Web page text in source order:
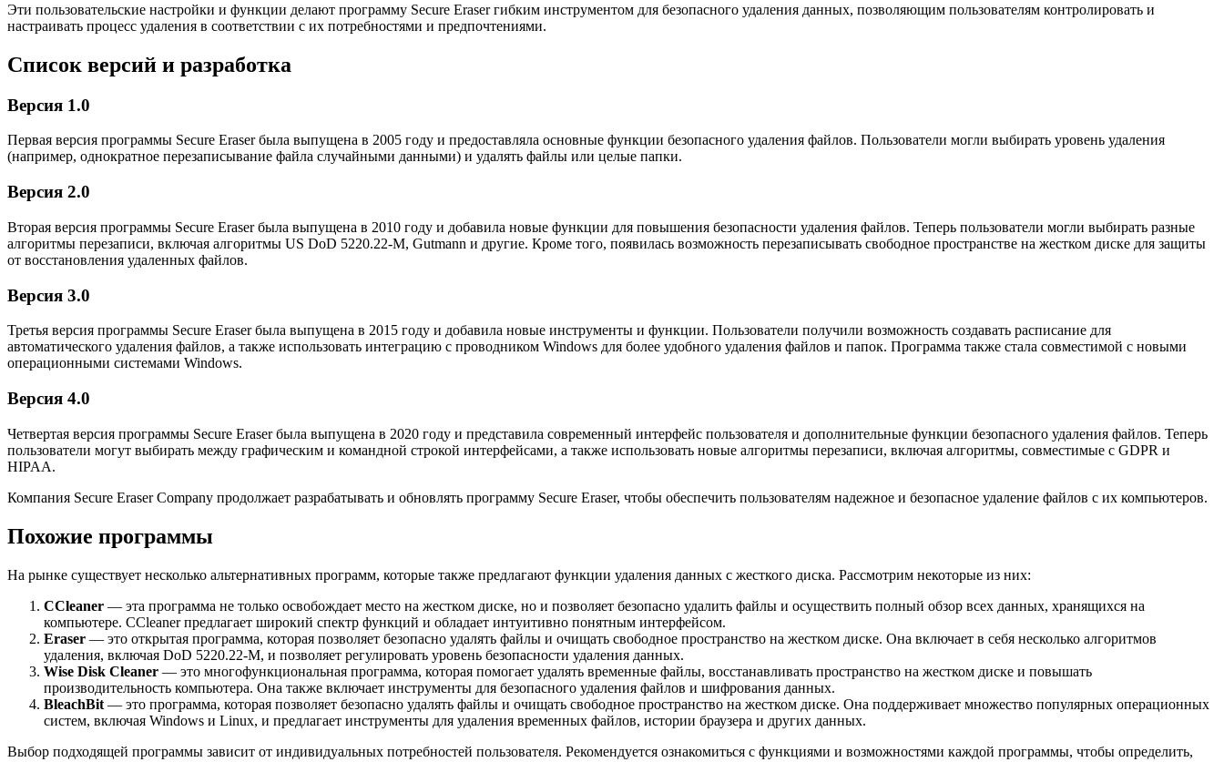
Эти пользовательские настройки и функции делают программу Secure Eraser гибким инструментом для безопасного удаления данных, позволяющим пользователям контролировать и
настраивать процесс удаления в соответствии с их потребностями и предпочтениями.
Список версий и разработка
Версия 1.0
Первая версия программы Secure Eraser была выпущена в 2005 году и предоставляла основные функции безопасного удаления файлов. Пользователи могли выбирать уровень удаления
(например, однократное перезаписывание файла случайными данными) и удалять файлы или целые папки.
Версия 2.0
Вторая версия программы Secure Eraser была выпущена в 2010 году и добавила новые функции для повышения безопасности удаления файлов. Теперь пользователи могли выбирать разные
алгоритмы перезаписи, включая алгоритмы US DoD 5220.22-M, Gutmann и другие. Кроме того, появилась возможность перезаписывать свободное пространстве на жестком диске для защиты
от восстановления удаленных файлов.
Версия 3.0
Третья версия программы Secure Eraser была выпущена в 2015 году и добавила новые инструменты и функции. Пользователи получили возможность создавать расписание для
автоматического удаления файлов, а также использовать интеграцию с проводником Windows для более удобного удаления файлов и папок. Программа также стала совместимой с новыми
операционными системами Windows.
Версия 4.0
Четвертая версия программы Secure Eraser была выпущена в 2020 году и представила современный интерфейс пользователя и дополнительные функции безопасного удаления файлов. Теперь
пользователи могут выбирать между графическим и командной строкой интерфейсами, а также использовать новые алгоритмы перезаписи, включая алгоритмы, совместимые с GDPR и
HIPAA.
Компания Secure Eraser Company продолжает разрабатывать и обновлять программу Secure Eraser, чтобы обеспечить пользователям надежное и безопасное удаление файлов с их компьютеров.
Похожие программы
На рынке существует несколько альтернативных программ, которые также предлагают функции удаления данных с жесткого диска. Рассмотрим некоторые из них:
CCleaner — эта программа не только освобождает место на жестком диске, но и позволяет безопасно удалить файлы и осуществить полный обзор всех данных, хранящихся на
компьютере. CCleaner предлагает широкий спектр функций и обладает интуитивно понятным интерфейсом.
Eraser — это открытая программа, которая позволяет безопасно удалять файлы и очищать свободное пространство на жестком диске. Она включает в себя несколько алгоритмов
удаления, включая DoD 5220.22-M, и позволяет регулировать уровень безопасности удаления данных.
Wise Disk Cleaner — это многофункциональная программа, которая помогает удалять временные файлы, восстанавливать пространство на жестком диске и повышать
производительность компьютера. Она также включает инструменты для безопасного удаления файлов и шифрования данных.
BleachBit — это программа, которая позволяет безопасно удалять файлы и очищать свободное пространство на жестком диске. Она поддерживает множество популярных операционных
систем, включая Windows и Linux, и предлагает инструменты для удаления временных файлов, истории браузера и других данных.
Выбор подходящей программы зависит от индивидуальных потребностей пользователя. Рекомендуется ознакомиться с функциями и возможностями каждой программы, чтобы определить,